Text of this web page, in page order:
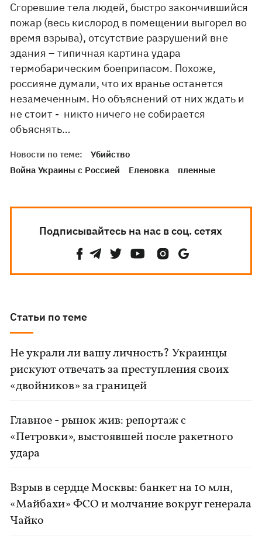
Сгоревшие тела людей, быстро закончившийся
пожар (весь кислород в помещении выгорел во
время взрыва), отсутствие разрушений вне
здания – типичная картина удара
термобарическим боеприпасом. Похоже,
россияне думали, что их вранье останется
незамеченным. Но объяснений от них ждать и
не стоит - никто ничего не собирается
объяснять…
Новости по теме:
Убийство
Война Украины с Россией
Еленовка пленные
Подписывайтесь на нас в соц. сетях
Статьи по теме
Не украли ли вашу личность? Украинцы
рискуют отвечать за преступления своих
«двойников» за границей
Главное - рынок жив: репортаж с
«Петровки», выстоявшей после ракетного
удара
Взрыв в сердце Москвы: банкет на 10 млн,
«Майбахи» ФСО и молчание вокруг генерала
Чайко